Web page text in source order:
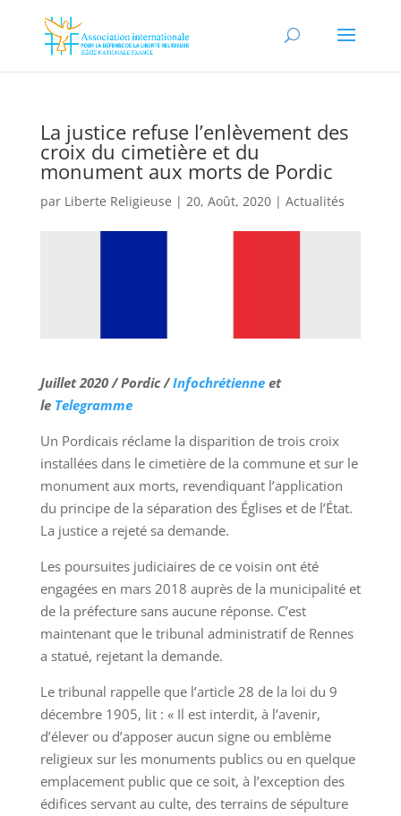
La justice refuse l’enlèvement des
croix du cimetière et du
monument aux morts de Pordic
par Liberte Religieuse | 20, Août, 2020| Actualités
Juillet 2020 / Pordic /Infochrétienneet
le Telegramme
Un Pordicais réclame la disparition de trois croix
installées dans le cimetière de la commune et sur le
monument aux morts, revendiquant l’application
du principe de la séparation des Églises et de l’État.
La justice a rejeté sa demande.
Les poursuites judiciaires de ce voisin ont été
engagées en mars 2018 auprès de la municipalité et
de la préfecture sans aucune réponse. C’est
maintenant que le tribunal administratif de Rennes
a statué, rejetant la demande.
Le tribunal rappelle que l’article 28 de la loi du 9
décembre 1905, lit : « Il est interdit, à l’avenir,
d’élever ou d’apposer aucun signe ou emblème
religieux sur les monuments publics ou en quelque
emplacement public que ce soit, à l’exception des
édifices servant au culte, des terrains de sépulture